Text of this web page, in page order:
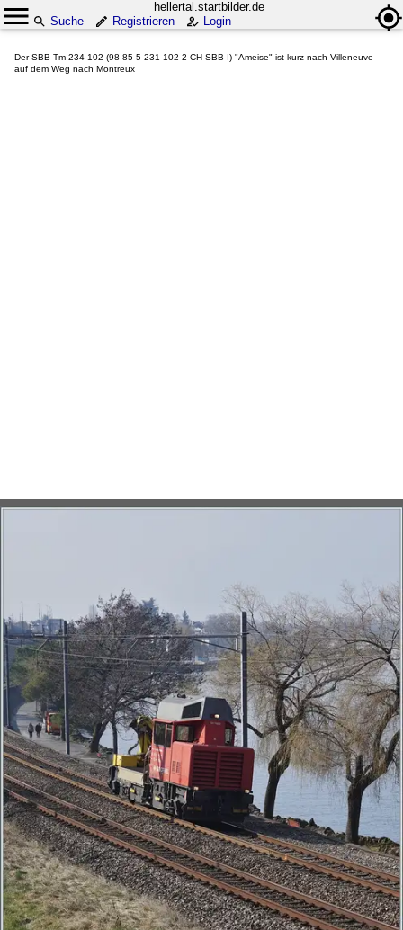
hellertal.startbilder.de
Suche
Registrieren Login
Der SBB Tm 234 102 (98 85 5 231 102-2 CH-SBB I) "Ameise" ist kurz nach Villeneuve
auf dem Weg nach Montreux